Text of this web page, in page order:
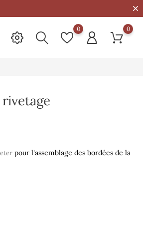
0 0
pour l'assemblage des bordées de la